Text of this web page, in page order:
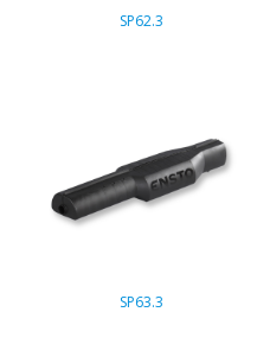
SP62.3
SP63.3